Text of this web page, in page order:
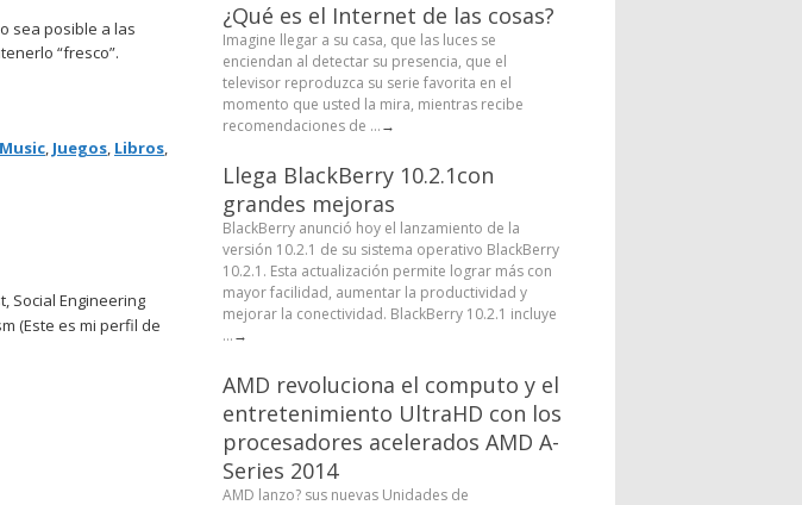
sea posible a las
“fresco”.
, Juegos, Libros,
Social Engineering
(Este es mi perfil de
¿Qué es el Internet de las cosas?
Imagine llegar a su casa, que las luces se
enciendan al detectar su presencia, que el
televisor reproduzca su serie favorita en el
momento que usted la mira, mientras recibe
recomendaciones de ...→
Llega BlackBerry 10.2.1con
grandes mejoras
BlackBerry anunció hoy el lanzamiento de la
versión 10.2.1 de su sistema operativo BlackBerry
10.2.1. Esta actualización permite lograr más con
mayor facilidad, aumentar la productividad y
mejorar la conectividad. BlackBerry 10.2.1 incluye
...→
AMD revoluciona el computo y el
entretenimiento UltraHD con los
procesadores acelerados AMD A-
Series 2014
AMD lanzo? sus nuevas Unidades de